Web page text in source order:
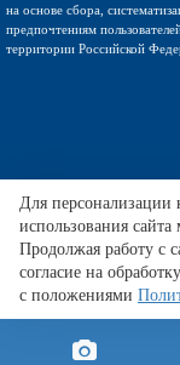
на основе сбора,
предпочтениям
территории Российской
Частные объявления в
частных.
Для персонализации
использования
Продолжая работу с
согласие на
с положениями